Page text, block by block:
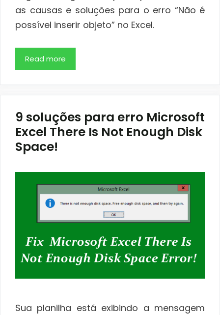
as causas e soluções para o erro “Não é
possível inserir objeto” no Excel.
Read more
9 soluções para erro Microsoft
Excel There Is Not Enough Disk
Space!
Sua planilha está exibindo a mensagem